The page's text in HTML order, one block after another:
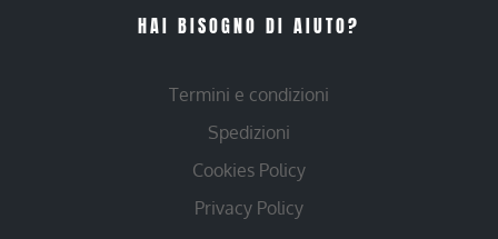
HAI BISOGNO DI AIUTO?
Termini e condizioni
Spedizioni
Cookies Policy
Privacy Policy